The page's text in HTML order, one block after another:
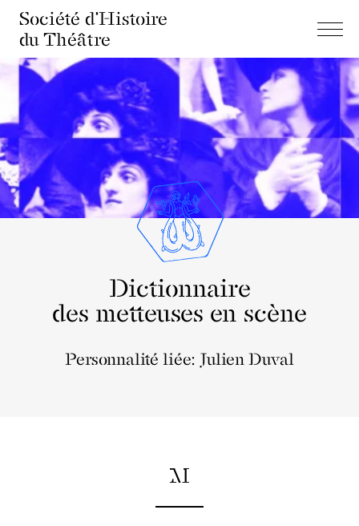
Société d'Histoire
du Théâtre
Dictionnaire
des metteuses en scène
Personnalité liée: Julien Duval
M